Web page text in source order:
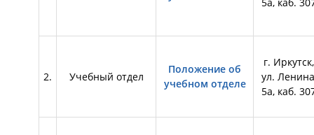
2. Учебный отдел
Положение об
учебном отделе
г. Иркутск,
ул.
5а, каб.